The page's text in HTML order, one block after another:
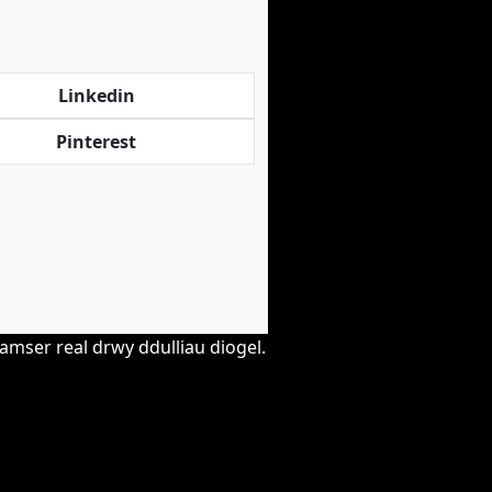
Linkedin
Pinterest
real drwy ddulliau diogel.